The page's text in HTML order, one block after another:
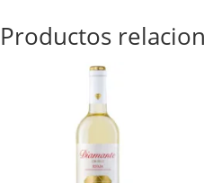
Productos